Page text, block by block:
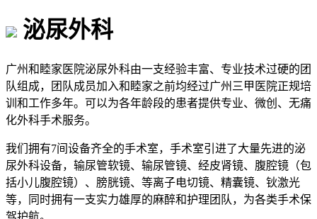
泌尿外科
广州和睦家医院泌尿外科由一支经验丰富、专业技术过硬的团
队组成，团队成员加入和睦家之前均经过广州三甲医院正规培
训和工作多年。可以为各年龄段的患者提供专业、微创、无痛
化外科手术服务。
我们拥有7间设备齐全的手术室，手术室引进了大量先进的泌
尿外科设备，输尿管软镜、输尿管镜、经皮肾镜、腹腔镜（包
括小儿腹腔镜）、膀胱镜、等离子电切镜、精囊镜、钬激光
等，同时拥有一支实力雄厚的麻醉和护理团队，为各类手术保
驾护航。